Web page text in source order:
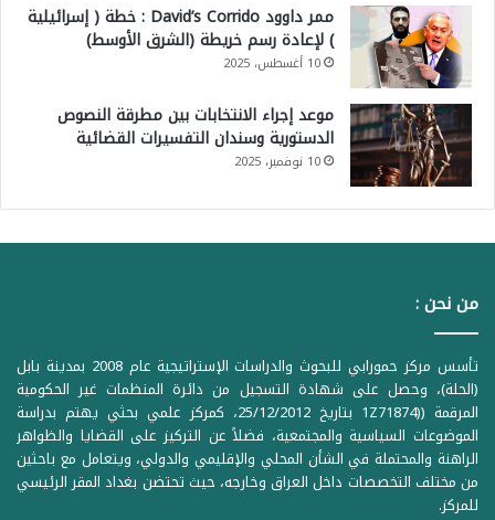
ممر داوود David’s Corrido : خطة ( إسرائيلية
) لإعادة رسم خريطة (الشرق الأوسط)
10 أغسطس، 2025
موعد إجراء الانتخابات بين مطرقة النصوص
الدستورية وسندان التفسيرات القضائية
10 نوفمبر، 2025
من نحن :
تأسس مركز حمورابي للبحوث والدراسات الإستراتيجية عام 2008 بمدينة بابل
(الحلة)، وحصل على شهادة التسجيل من دائرة المنظمات غير الحكومية
المرقمة ((1Z71874 بتاريخ 25/12/2012، كمركز علمي بحثي يهتم بدراسة
الموضوعات السياسية والمجتمعية، فضلاً عن التركيز على القضايا والظواهر
الراهنة والمحتملة في الشأن المحلي والإقليمي والدولي، ويتعامل مع باحثين
من مختلف التخصصات داخل العراق وخارجه، حيث تحتضن بغداد المقر الرئيسي
للمركز.